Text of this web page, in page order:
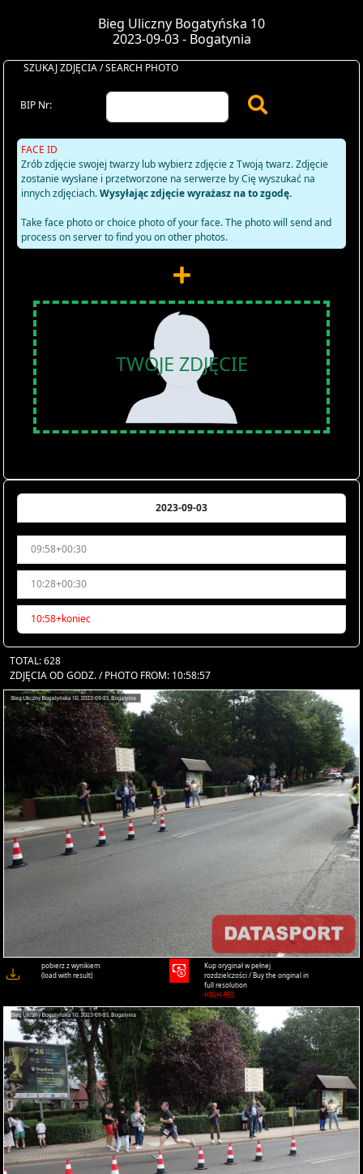
Bieg Uliczny Bogatyńska 10
2023-09-03 - Bogatynia
SZUKAJ ZDJĘCIA / SEARCH PHOTO
BIP Nr:
FACE ID
Zrób zdjęcie swojej twarzy lub wybierz zdjęcie z Twoją twarz. Zdjęcie
zostanie wysłane i przetworzone na serwerze by Cię wyszukać na
innych zdjęciach.Wysyłając zdjęcie wyrażasz na to zgodę.
Take face photo or choice photo of your face. The photo will send and
process on server to find you on other photos.
TWOJE ZDJĘCIE
2023-09-03
09:58+00:30
10:28+00:30
10:58+koniec
TOTAL: 628
ZDJĘCIA OD GODZ. / PHOTO FROM: 10:58:57
pobierz z wynikiem
(load with result)
Kup oryginał w pełnej
rozdzielczości / Buy the original in
full resolution
HIGH-RES